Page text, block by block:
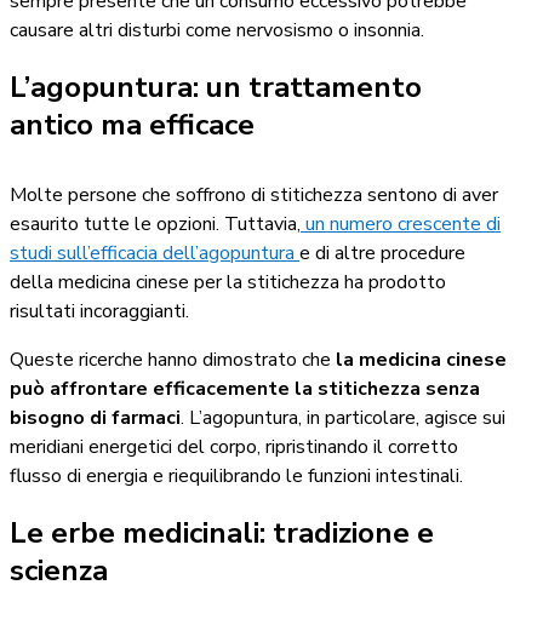
causare altri disturbi come nervosismo o insonnia.
L’agopuntura: un trattamento
antico ma efficace
Molte persone che soffrono di stitichezza sentono di aver
esaurito tutte le opzioni. Tuttavia, un numero crescente di
studi sull’efficacia dell’agopuntura e di altre procedure
della medicina cinese per la stitichezza ha prodotto
risultati incoraggianti.
Queste ricerche hanno dimostrato che la medicina cinese
può affrontare efficacemente la stitichezza senza
bisogno di farmaci. L’agopuntura, in particolare, agisce sui
meridiani energetici del corpo, ripristinando il corretto
flusso di energia e riequilibrando le funzioni intestinali.
Le erbe medicinali: tradizione e
scienza